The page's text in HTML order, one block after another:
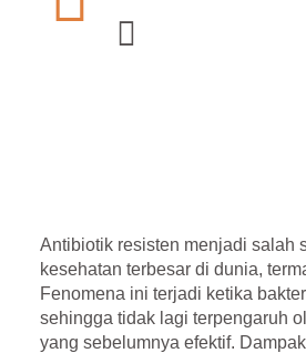
Antibiotik resisten menjadi salah
kesehatan terbesar di dunia,
Fenomena ini terjadi ketika
sehingga tidak lagi terpengaruh
yang sebelumnya efektif.